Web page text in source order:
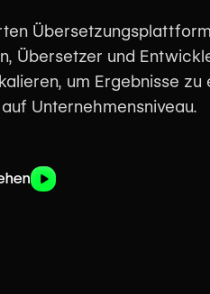
Übersetzer und
um Ergebnisse
Unternehmensniveau.